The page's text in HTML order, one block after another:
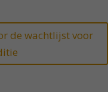
de wachtlijst voor